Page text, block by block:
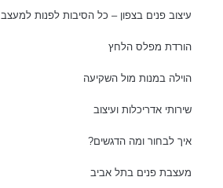
עיצוב פנים בצפון – כל הסיבות לפנות למעצב
הורדת מפלס הלחץ
הוילה במנות מול השקיעה
שירותי אדריכלות ועיצוב
איך לבחור ומה הדגשים?
מעצבת פנים בתל אביב